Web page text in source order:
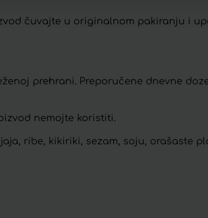
čuvajte u originalnom pakiranju i
prehrani. Preporučene dnevne
nemojte koristiti.
ribe, kikiriki, sezam, soju, orašaste